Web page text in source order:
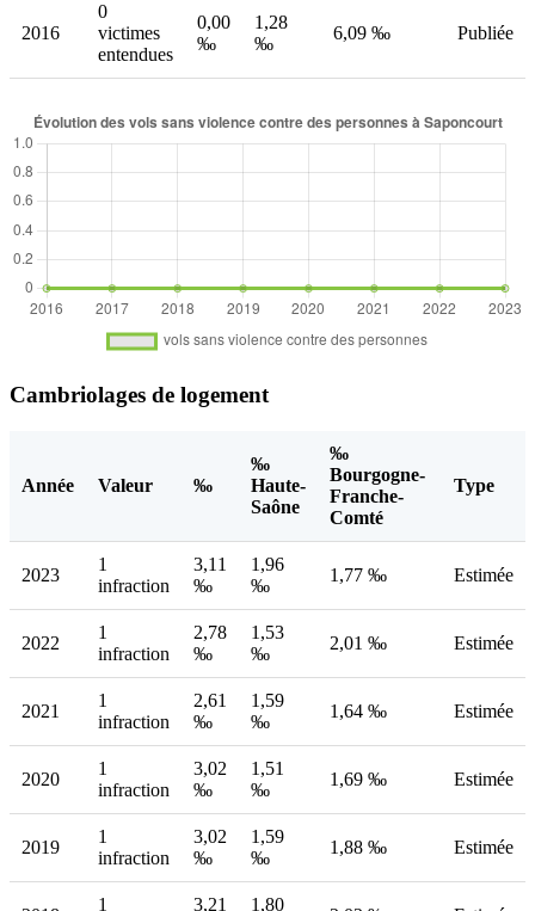
2016
0
victimes
entendues
0,00
‰
1,28
‰
6,09 ‰ Publiée
Cambriolages de logement
Année Valeur ‰
‰
Haute-
Saône
‰
Bourgogne-
Franche-
Comté
Type
2023
1
infraction
3,11
‰
1,96
‰
1,77 ‰ Estimée
2022
1
infraction
2,78
‰
1,53
‰
2,01 ‰ Estimée
2021
1
infraction
2,61
‰
1,59
‰
1,64 ‰ Estimée
2020
1
infraction
3,02
‰
1,51
‰
1,69 ‰ Estimée
2019
1
infraction
3,02
‰
1,59
‰
1,88 ‰ Estimée
1
3,21
1,80